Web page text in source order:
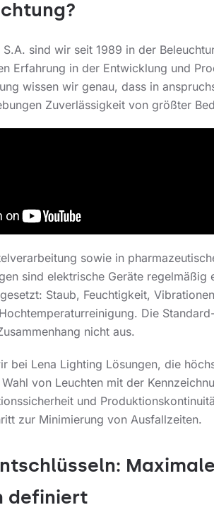
sind wir seit 1989 in der
Erfahrung in der Entwicklung und
wissen wir genau, dass in
Zuverlässigkeit von größter
sowie in
sind elektrische Geräte regelmäßig
Staub, Feuchtigkeit,
Die
nicht aus.
bei Lena Lighting Lösungen, die
von Leuchten mit der
und
zur Minimierung von Ausfallzeiten.
definiert